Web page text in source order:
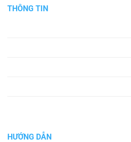
THÔNG TIN
HƯỚNG DẪN